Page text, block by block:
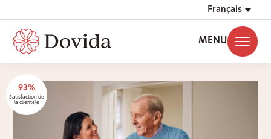
Français
MENU
93%
Satisfaction de
la clientèle